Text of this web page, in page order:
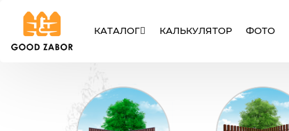
КАТАЛОГ КАЛЬКУЛЯТОР ФОТО